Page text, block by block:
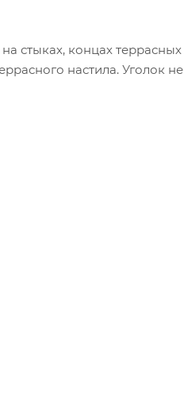
стыках, концах террасных
настила. Уголок не